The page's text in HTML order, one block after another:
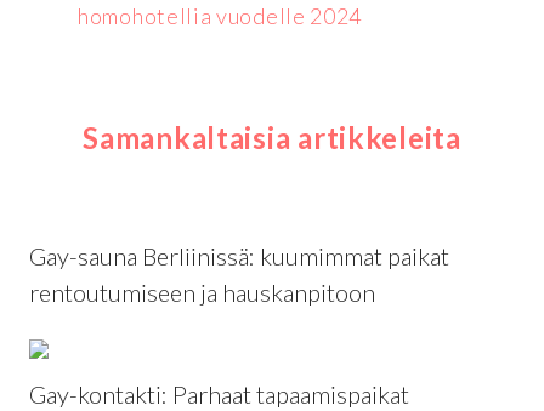
homohotellia vuodelle 2024
Samankaltaisia artikkeleita
Gay-sauna Berliinissä: kuumimmat paikat
rentoutumiseen ja hauskanpitoon
Gay-kontakti: Parhaat tapaamispaikat